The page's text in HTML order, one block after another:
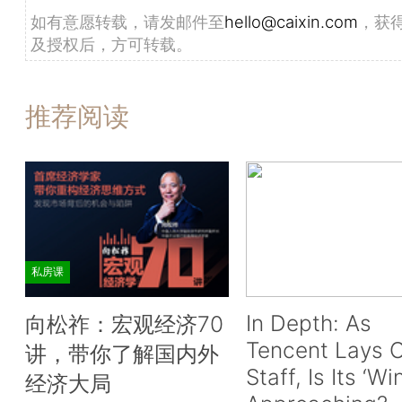
如有意愿转载，请发邮件至hello@caixin.com ，获
及授权后，方可转载。
推荐阅读
私房课
向松祚：宏观经济70
讲，带你了解国内外
经济大局
In Depth: As
Tencent Lays
Staff, Is Its